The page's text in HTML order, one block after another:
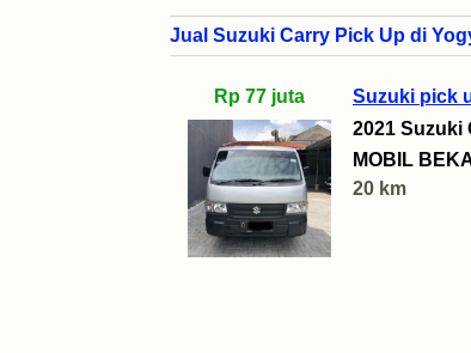
Jual Suzuki Carry Pick Up di
Rp 77 juta
Suzuki pick
2021 Suzuki
MOBIL
20 km